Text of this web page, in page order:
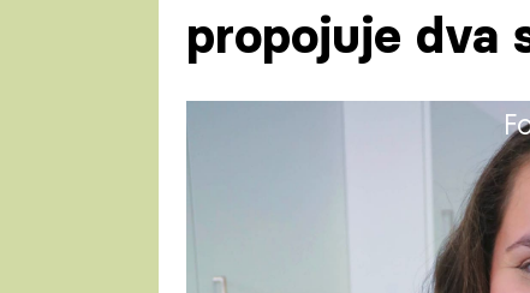
propojuje dva
Kristýna (29) vystudovala
ekonomie, a zde získala
na VŠO v Praze, kde
marketing, kde získala titul